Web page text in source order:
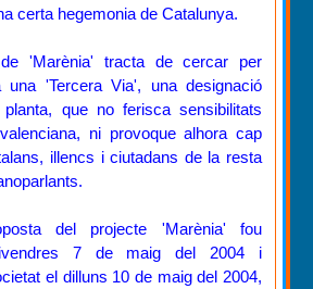
certa hegemonia de Catalunya.
'Marènia' tracta de cercar per
una 'Tercera Via', una designació
que no ferisca sensibilitats
ni provoque alhora cap
illencs i ciutadans de la resta
del projecte 'Marènia' fou
7 de maig del 2004 i
el dilluns 10 de maig del 2004,